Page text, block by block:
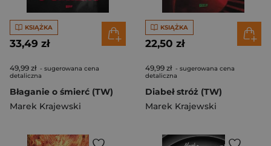
KSIĄŻKA
33,49 zł
49,99 zł - sugerowana cena
detaliczna
Błaganie o śmierć (TW)
Marek Krajewski
KSIĄŻKA
22,50 zł
49,99 zł - sugerowana cena
detaliczna
Diabeł stróż (TW)
Marek Krajewski